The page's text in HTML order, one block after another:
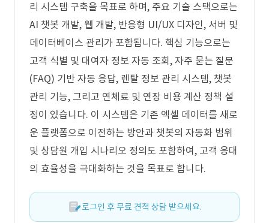
리 시스템 구축을 목표로 하며, 주요 기술 스택으로는
AI 챗봇 개발, 웹 개발, 반응형 UI/UX 디자인, 서버 및
데이터베이스 관리가 포함됩니다. 핵심 기능으로는
고객 식별 및 대여자 정보 자동 조회, 자주 묻는 질문
(FAQ) 기반 자동 응답, 렌탈 정보 관리 시스템, 챗봇
관리 기능, 그리고 연체료 및 연장 비용 계산 정책 설
정이 있습니다. 이 시스템은 기존 엑셀 데이터를 새로
운 플랫폼으로 이전하는 방안과 챗봇의 자동화 범위
및 상담원 개입 시나리오 정의도 포함하여, 고객 응대
의 효율성을 극대화하는 것을 목표로 합니다.
로그인 후 무료 견적 상담 받으세요.